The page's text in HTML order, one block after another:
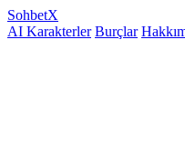
SohbetX
AI Karakterler Burçlar